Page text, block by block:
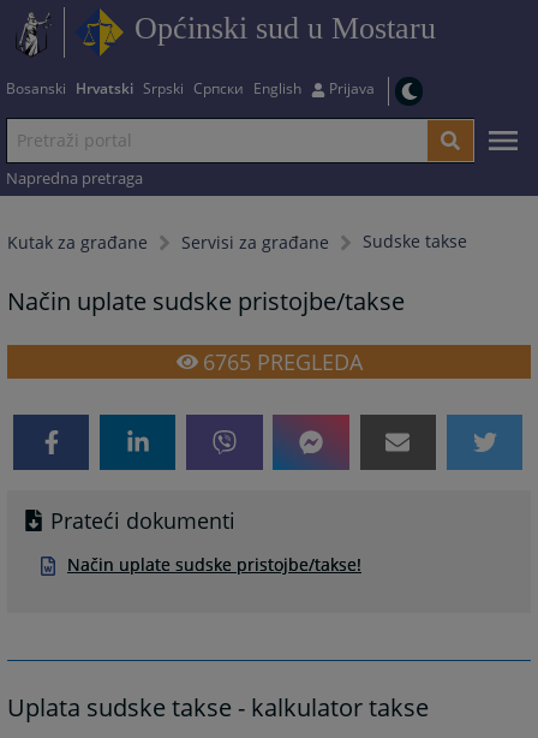
Općinski sud u Mostaru
Bosanski Hrvatski Srpski Српски English Prijava
Napredna pretraga
Kutak za građane Servisi za građane Sudske takse
Način uplate sudske pristojbe/takse
6765 PREGLEDA
Prateći dokumenti
Način uplate sudske pristojbe/takse!
Uplata sudske takse - kalkulator takse